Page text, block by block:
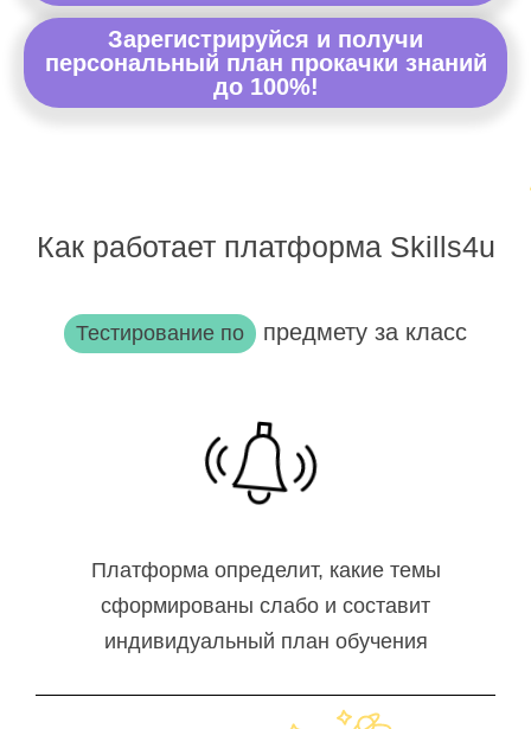
Зарегистрируйся и получи
персональный план прокачки знаний
до 100%!
Как работает платформа Skills4u
Тестирование по предмету за класс
Платформа определит, какие темы
сформированы слабо и составит
индивидуальный план обучения